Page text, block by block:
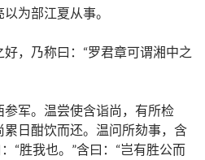
为部江夏从事。
，乃称曰：“罗君章可谓湘中之
军。温尝使含诣尚，有所检
日酣饮而还。温问所劾事，含
“胜我也。”含曰：“岂有胜公而